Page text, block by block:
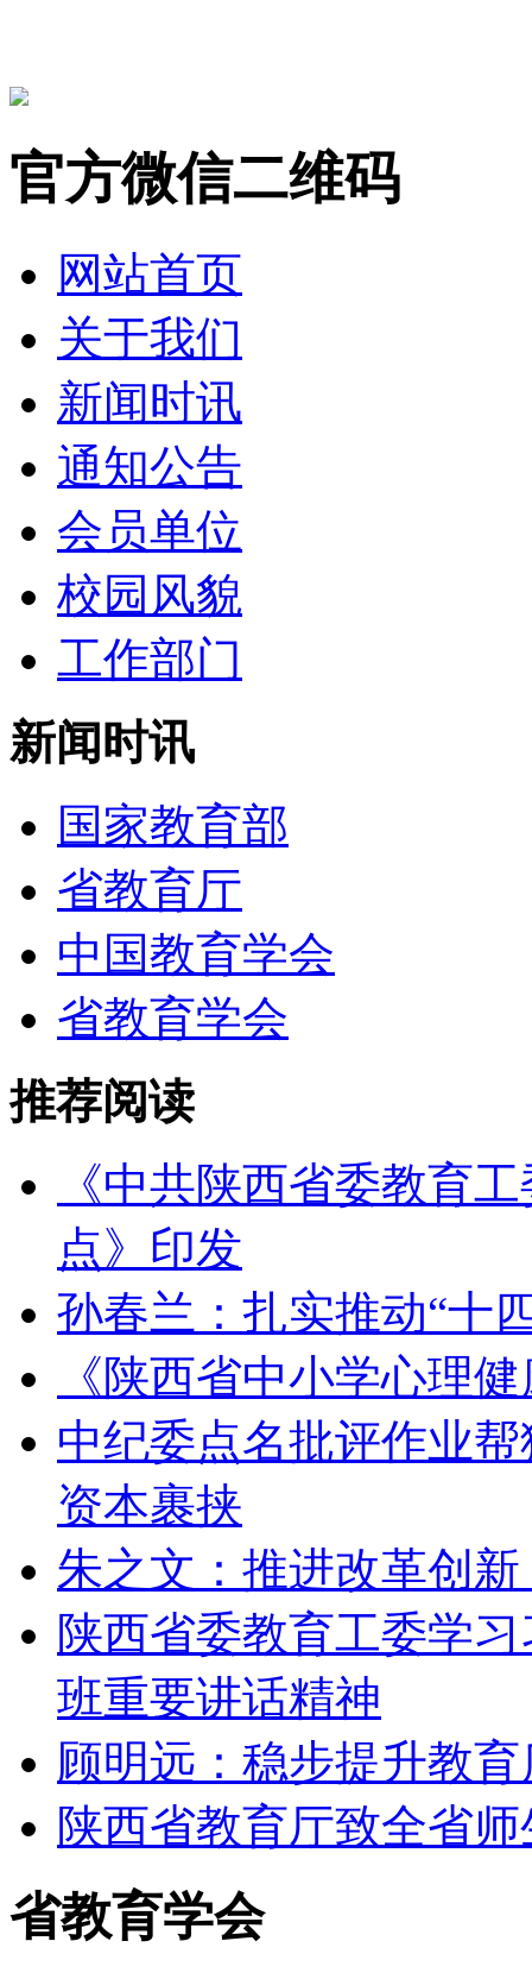
官方微信二维码
网站首页
关于我们
新闻时讯
通知公告
会员单位
校园风貌
工作部门
新闻时讯
国家教育部
省教育厅
中国教育学会
省教育学会
推荐阅读
《中共陕西省委教育
点》印发
孙春兰：扎实推动“十
《陕西省中小学心理
中纪委点名批评作业
资本裹挟
朱之文：推进改革创
陕西省委教育工委学
班重要讲话精神
顾明远：稳步提升教
陕西省教育厅致全省
省教育学会